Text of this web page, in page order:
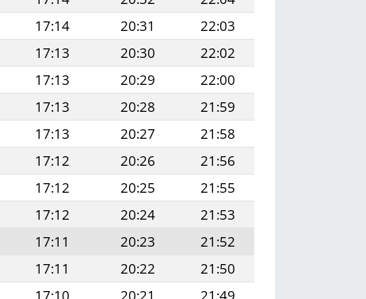
17:14 20:31
22:03
17:13 20:30
22:02
17:13 20:29
22:00
17:13 20:28
21:59
17:13 20:27
21:58
17:12 20:26
21:56
17:12 20:25
21:55
17:12 20:24
21:53
17:11 20:23
21:52
17:11 20:22
21:50